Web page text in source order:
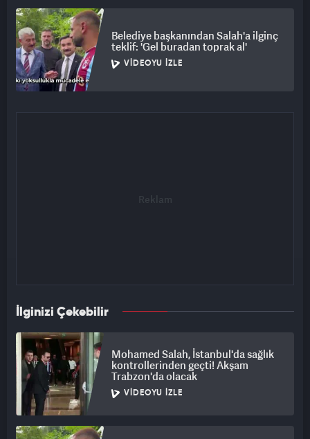
Belediye başkanından Salah'a ilginç
teklif: 'Gel buradan toprak al'
VIDEOYU İZLE
İlginizi Çekebilir
Mohamed Salah, İstanbul'da sağlık
kontrollerinden geçti! Akşam
Trabzon'da olacak
VIDEOYU İZLE